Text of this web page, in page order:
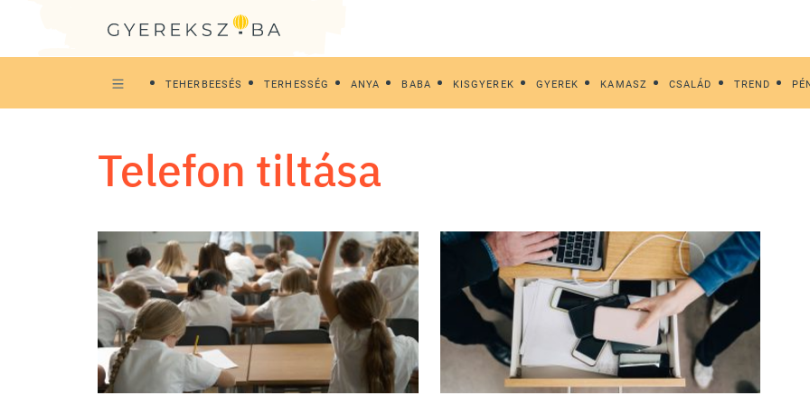
TEHERBEESÉS TERHESSÉG ANYA BABA KISGYEREK GYEREK KAMASZ CSALÁD TREND
telefon tiltása